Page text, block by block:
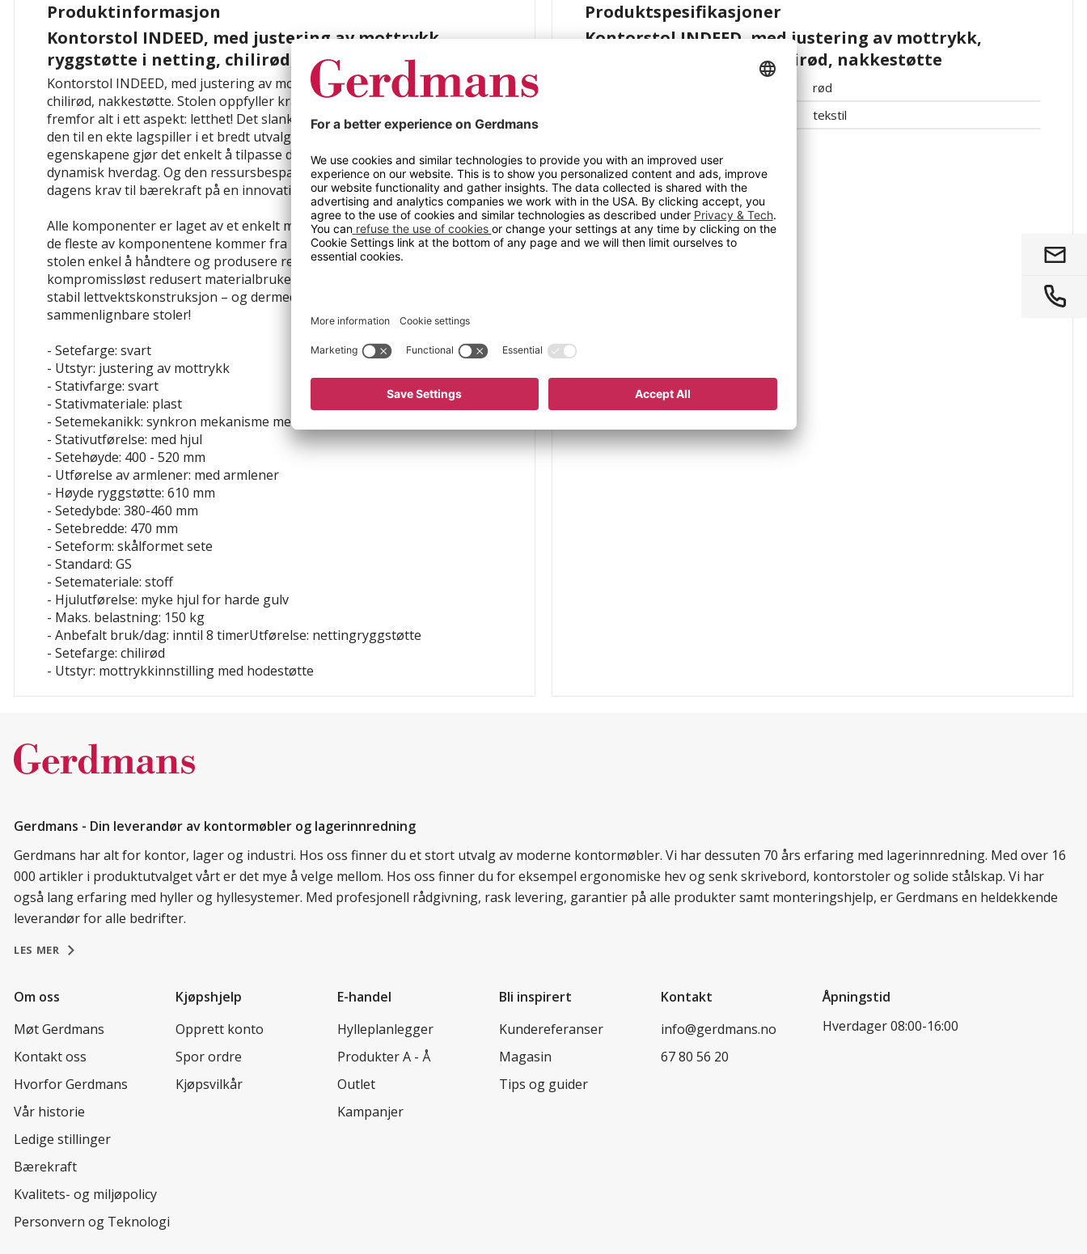
Produktinformasjon
Kontorstol INDEED, med justering av mottrykk,
ryggstøtte i netting, chilirød, nakkestøtte
Kontorstol INDEED, med justering av mottrykk, ryggstøtte i netting,
chilirød, nakkestøtte. Stolen oppfyller kravene for en ny generasjon
fremfor alt i ett aspekt: letthet! Det slanke, minimalistiske designet gjør
den til en ekte lagspiller i et bredt utvalg av interiører. De ergonomiske
egenskapene gjør det enkelt å tilpasse deg de individuelle behovene i en
dynamisk hverdag. Og den ressursbesparende produksjonen oppfyller
dagens krav til bærekraft på en innovativ måte.
Alle komponenter er laget av et enkelt materiale og er resirkulerbare, og
de fleste av komponentene kommer fra lokale leverandører. For å gjøre
stolen enkel å håndtere og produsere ressursbesparende har vi
kompromissløst redusert materialbruken gjennom en intelligent og svært
stabil lettvektskonstruksjon – og dermed spart ca. 20 % vekt i forhold til
sammenlignbare stoler!
- Setefarge: svart
- Utstyr: justering av mottrykk
- Stativfarge: svart
- Stativmateriale: plast
- Setemekanikk: synkron mekanisme med skyvesete
- Stativutførelse: med hjul
- Setehøyde: 400 - 520 mm
- Utførelse av armlener: med armlener
- Høyde ryggstøtte: 610 mm
- Setedybde: 380-460 mm
- Setebredde: 470 mm
- Seteform: skålformet sete
- Standard: GS
- Setemateriale: stoff
- Hjulutførelse: myke hjul for harde gulv
- Maks. belastning: 150 kg
- Anbefalt bruk/dag: inntil 8 timerUtførelse: nettingryggstøtte
- Setefarge: chilirød
- Utstyr: mottrykkinnstilling med hodestøtte
Produktspesifikasjoner
Kontorstol INDEED, med justering av mottrykk,
ryggstøtte i netting, chilirød, nakkestøtte
rød
tekstil
Gerdmans - Din leverandør av kontormøbler og lagerinnredning
Gerdmans har alt for kontor, lager og industri. Hos oss finner du et stort utvalg av moderne kontormøbler. Vi har dessuten 70 års erfaring med lagerinnredning. Med over 16
000 artikler i produktutvalget vårt er det mye å velge mellom. Hos oss finner du for eksempel ergonomiske hev og senk skrivebord, kontorstoler og solide stålskap. Vi har
også lang erfaring med hyller og hyllesystemer. Med profesjonell rådgivning, rask levering, garantier på alle produkter samt monteringshjelp, er Gerdmans en heldekkende
leverandør for alle bedrifter.
LES MER
Om oss
Møt Gerdmans
Kontakt oss
Hvorfor Gerdmans
Vår historie
Ledige stillinger
Bærekraft
Kvalitets- og miljøpolicy
Personvern og Teknologi
Kjøpshjelp
Opprett konto
Spor ordre
Kjøpsvilkår
E-handel
Hylleplanlegger
Produkter A - Å
Outlet
Kampanjer
Bli inspirert
Kundereferanser
Magasin
Tips og guider
Kontakt
info@gerdmans.no
67 80 56 20
Åpningstid
Hverdager 08:00-16:00